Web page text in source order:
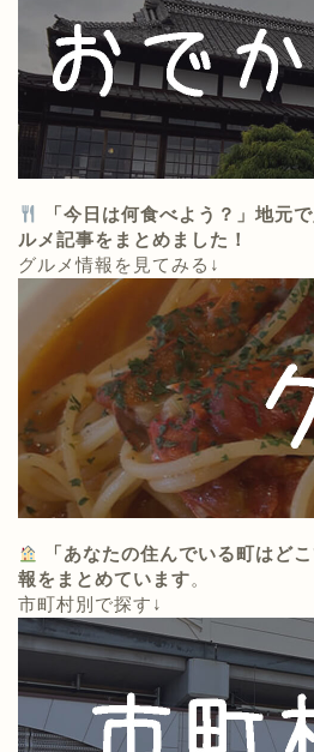
「今日は何食べよう？」地元
ルメ記事をまとめました！
グルメ情報を見てみる↓
「あなたの住んでいる町はど
報をまとめています。
市町村別で探す↓